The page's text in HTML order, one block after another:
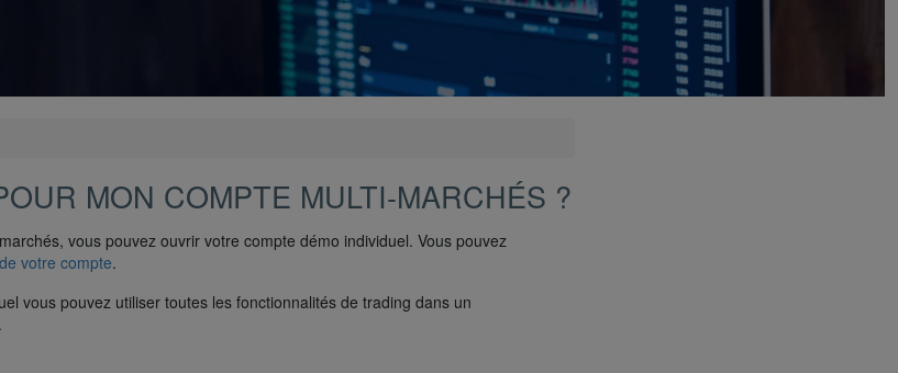
MON COMPTE MULTI-MARCHÉS ?
vous pouvez ouvrir votre compte démo individuel. Vous pouvez
votre compte.
vous pouvez utiliser toutes les fonctionnalités de trading dans un